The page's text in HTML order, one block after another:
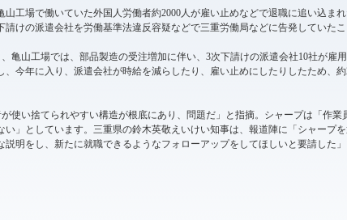
山工場で働いていた外国人労働者約2000人が雇い止めなどで退職に追い込ま
請けの派遣会社を労働基準法違反容疑などで三重労働局などに告発していたこ
亀山工場では、部品製造の受注増加に伴い、3次下請けの派遣会社10社が雇
、今年に入り、派遣会社が時給を減らしたり、雇い止めにしたりしたため、約
使い捨てられやすい構造が根底にあり、問題だ」と指摘。シャープは「作業
い」としています。三重県の鈴木英敬えいけい知事は、報道陣に「シャープ
説明をし、新たに就職できるようなフォローアップをしてほしいと要請した」